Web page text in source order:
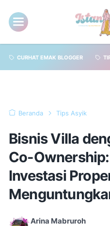
CURHAT EMAK BLOGGER
Beranda Tips Asyik
Bisnis Villa
Co-
Investasi
Arina Mabruroh